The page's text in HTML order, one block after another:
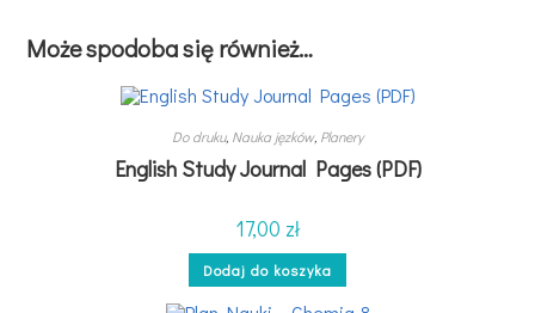
Może spodoba się również…
Do druku, Nauka jęzków, Planery
English Study Journal Pages (PDF)
17,00 zł
Dodaj do koszyka